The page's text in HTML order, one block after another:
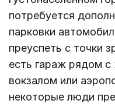
потребуется
парковки
преуспеть с точки
есть гараж рядом
вокзалом или
некоторые люди